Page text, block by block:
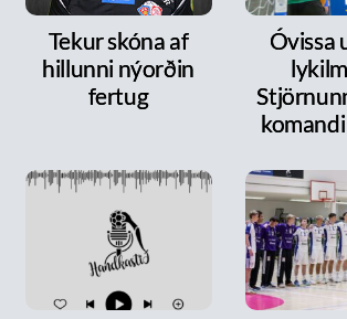
Tekur skóna af
hillunni nýorðin
fertug
Óvissa